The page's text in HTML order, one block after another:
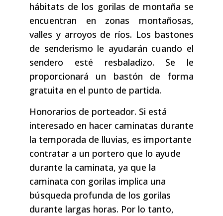
hábitats de los gorilas de montaña se
encuentran en zonas montañosas,
valles y arroyos de ríos. Los bastones
de senderismo le ayudarán cuando el
sendero esté resbaladizo. Se le
proporcionará un bastón de forma
gratuita en el punto de partida.
Honorarios de porteador. Si está
interesado en hacer caminatas durante
la temporada de lluvias, es importante
contratar a un portero que lo ayude
durante la caminata, ya que la
caminata con gorilas implica una
búsqueda profunda de los gorilas
durante largas horas. Por lo tanto,